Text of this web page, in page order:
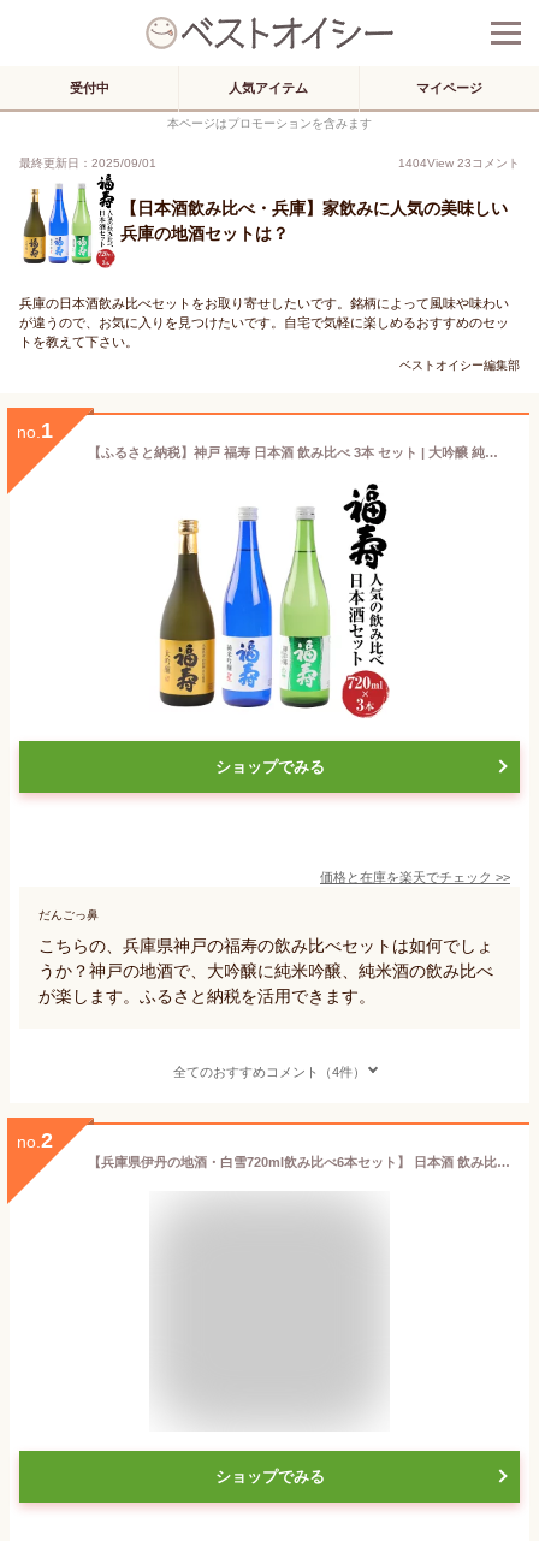
受付中 人気アイテム マイページ
本ページはプロモーションを含みます
最終更新日：2025/09/01 1404View 23コメント
【日本酒飲み比べ・兵庫】家飲みに人気の美味しい
兵庫の地酒セットは？
兵庫の日本酒飲み比べセットをお取り寄せしたいです。銘柄によって風味や味わい
が違うので、お気に入りを見つけたいです。自宅で気軽に楽しめるおすすめのセッ
トを教えて下さい。
ベストオイシー編集部
no. 1
【ふるさと納税】神戸 福寿 日本酒 飲み比べ 3本 セット | 大吟醸 純米吟醸 純米酒 お酒 酒 さけ sakse 地酒 清酒 詰め合わせ ギフト 贈答 お取り寄せ 人気 おすすめ 兵庫県 神戸市
ショップでみる
価格と在庫を楽天でチェック >>
だんごっ鼻
こちらの、兵庫県神戸の福寿の飲み比べセットは如何でしょ
うか？神戸の地酒で、大吟醸に純米吟醸、純米酒の飲み比べ
が楽します。ふるさと納税を活用できます。
全てのおすすめコメント（4件）
no. 2
【兵庫県伊丹の地酒・白雪720ml飲み比べ6本セット】 日本酒 飲み比べ 地酒 大吟醸酒 純米酒 送料無料 家飲み ギフト 内祝い
ショップでみる